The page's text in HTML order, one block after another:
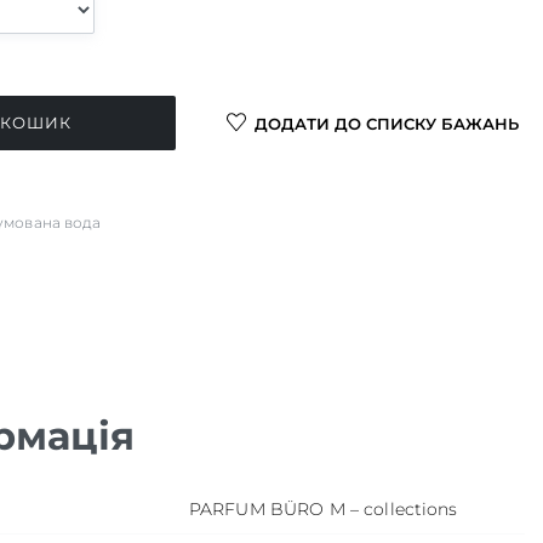
ДОДАТИ ДО СПИСКУ БАЖАНЬ
вода
PARFUM BÜRO M – collections